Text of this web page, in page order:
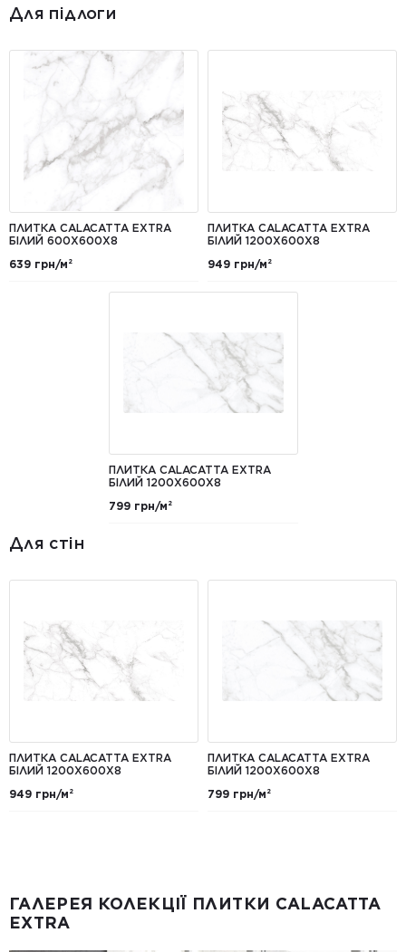
Для підлоги
ПЛИТКА CALACATTA EXTRA
БІЛИЙ 600X600X8
639 грн/м²
ПЛИТКА CALACATTA EXTRA
БІЛИЙ 1200Х600Х8
949 грн/м²
ПЛИТКА CALACATTA EXTRA
БІЛИЙ 1200Х600Х8
799 грн/м²
Для стін
ПЛИТКА CALACATTA EXTRA
БІЛИЙ 1200Х600Х8
949 грн/м²
ПЛИТКА CALACATTA EXTRA
БІЛИЙ 1200Х600Х8
799 грн/м²
ГАЛЕРЕЯ КОЛЕКЦІЇ ПЛИТКИ CALACATTA
EXTRA